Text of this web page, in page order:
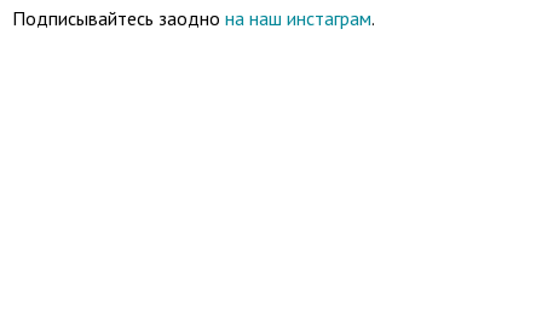
Подписывайтесь заодно на наш инстаграм.